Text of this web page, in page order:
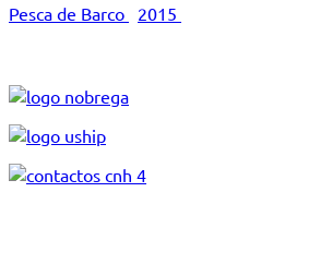
Pesca de Barco
2015